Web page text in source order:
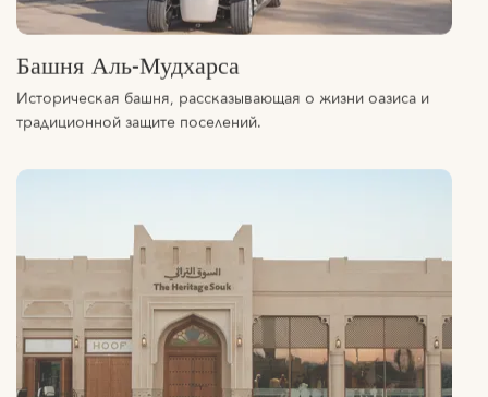
Башня Аль-Мудхарса
Историческая башня, рассказывающая о жизни оазиса и
традиционной защите поселений.